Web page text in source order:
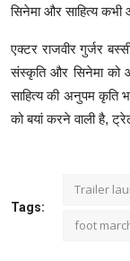
सिनेमा और साहित्य कभी
एक्टर राजवीर गुर्जर
संस्कृति और सिनेमा को
साहित्य की अनुपम कृति
को बयां करने वाली है,
Tags:
Trailer
foot